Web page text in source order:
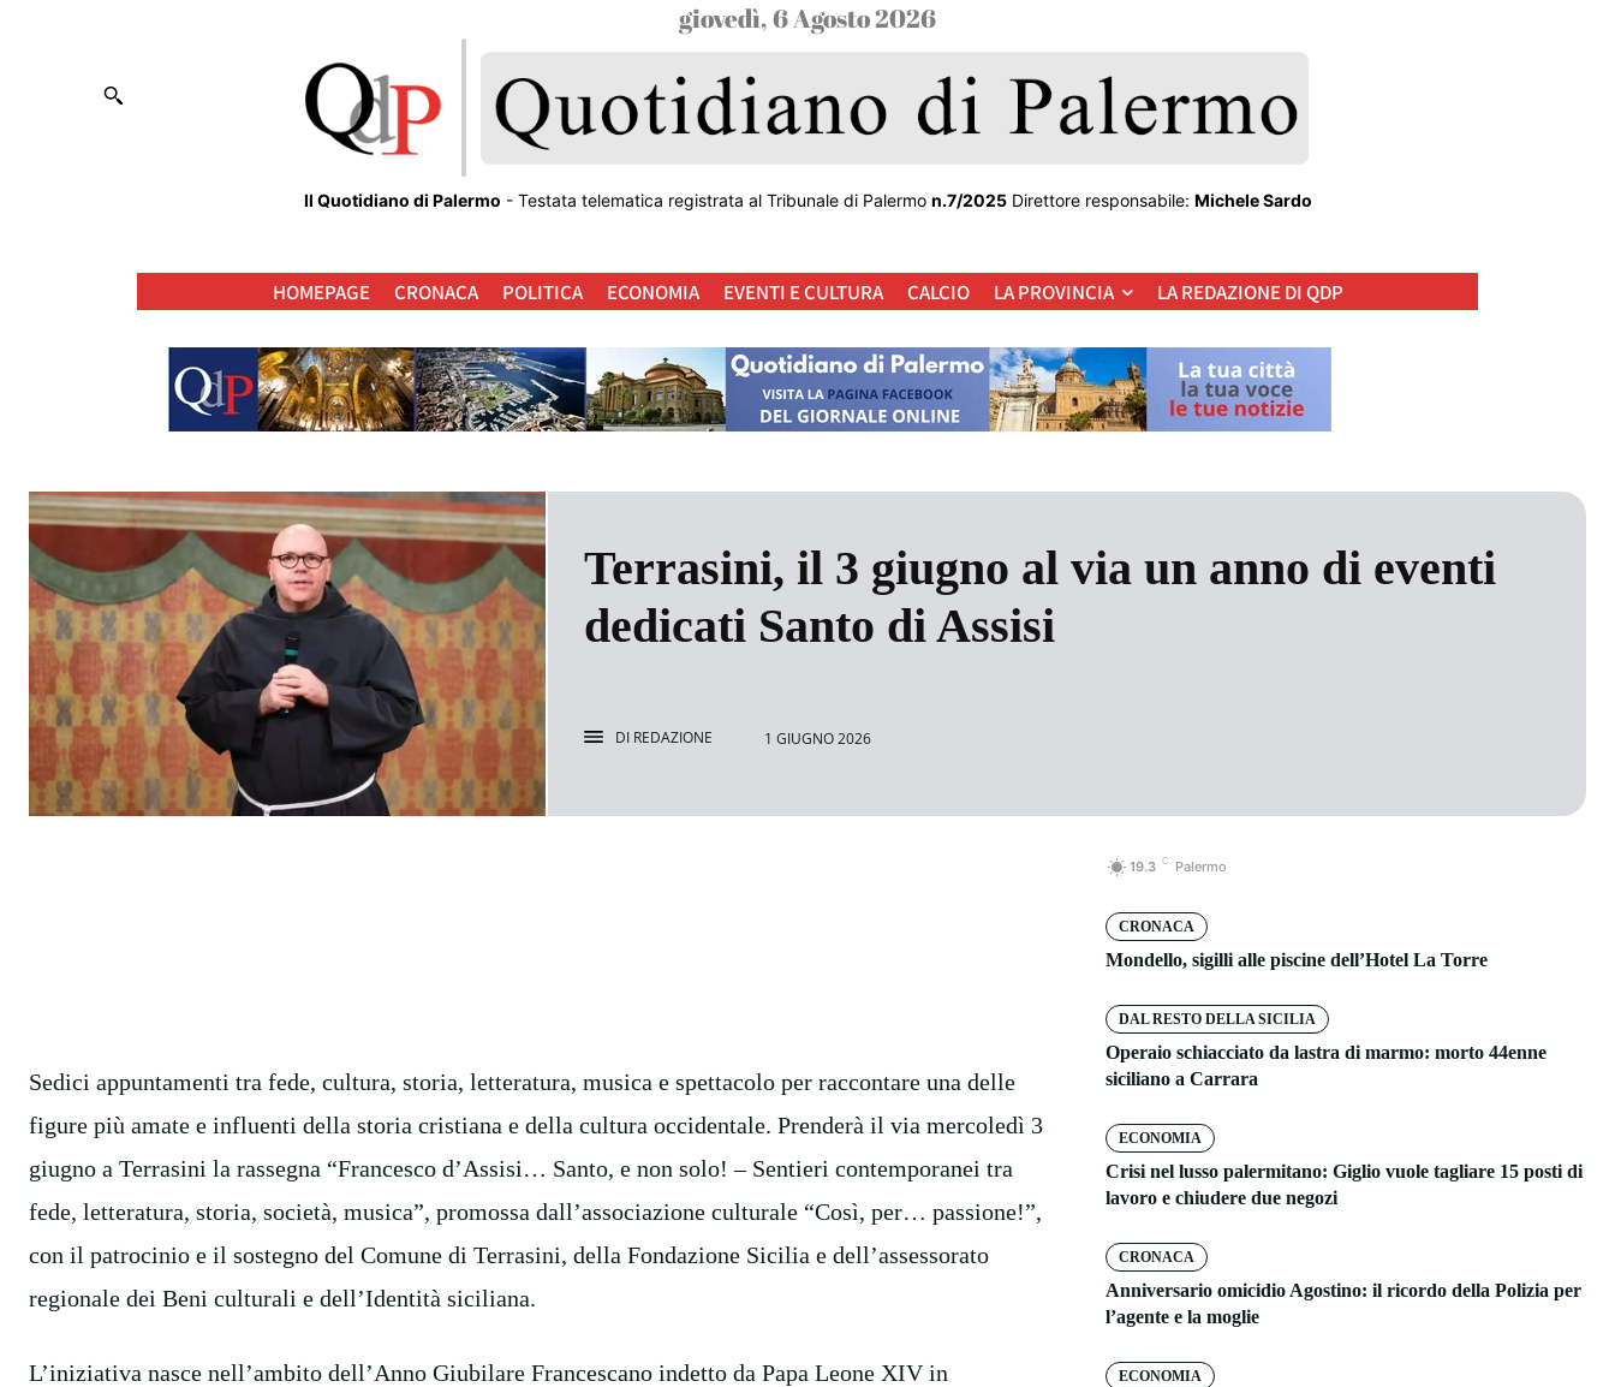
giovedì, 6 Agosto 2026
Il Quotidiano di Palermo - Testata telematica registrata al Tribunale di Palermo n.7/2025Direttore responsabile: Michele Sardo
HOMEPAGE CRONACA POLITICA ECONOMIA EVENTI E CULTURA CALCIO LA PROVINCIA LA REDAZIONE DI QDP
Terrasini, il 3 giugno al via un anno di eventi
dedicati Santo di Assisi
DI REDAZIONE 1 GIUGNO 2026
Sedici appuntamenti tra fede, cultura, storia, letteratura, musica e spettacolo per raccontare una delle
figure più amate e influenti della storia cristiana e della cultura occidentale. Prenderà il via mercoledì 3
giugno a Terrasini la rassegna “Francesco d’Assisi… Santo, e non solo! – Sentieri contemporanei tra
fede, letteratura, storia, società, musica”, promossa dall’associazione culturale “Così, per… passione!”,
con il patrocinio e il sostegno del Comune di Terrasini, della Fondazione Sicilia e dell’assessorato
regionale dei Beni culturali e dell’Identità siciliana.
L’iniziativa nasce nell’ambito dell’Anno Giubilare Francescano indetto da Papa Leone XIV in
19.3 C Palermo
CRONACA
Mondello, sigilli alle piscine dell’Hotel La Torre
DAL RESTO DELLA SICILIA
Operaio schiacciato da lastra di marmo: morto 44enne
siciliano a Carrara
ECONOMIA
Crisi nel lusso palermitano: Giglio vuole tagliare 15 posti di
lavoro e chiudere due negozi
CRONACA
Anniversario omicidio Agostino: il ricordo della Polizia per
l’agente e la moglie
ECONOMIA